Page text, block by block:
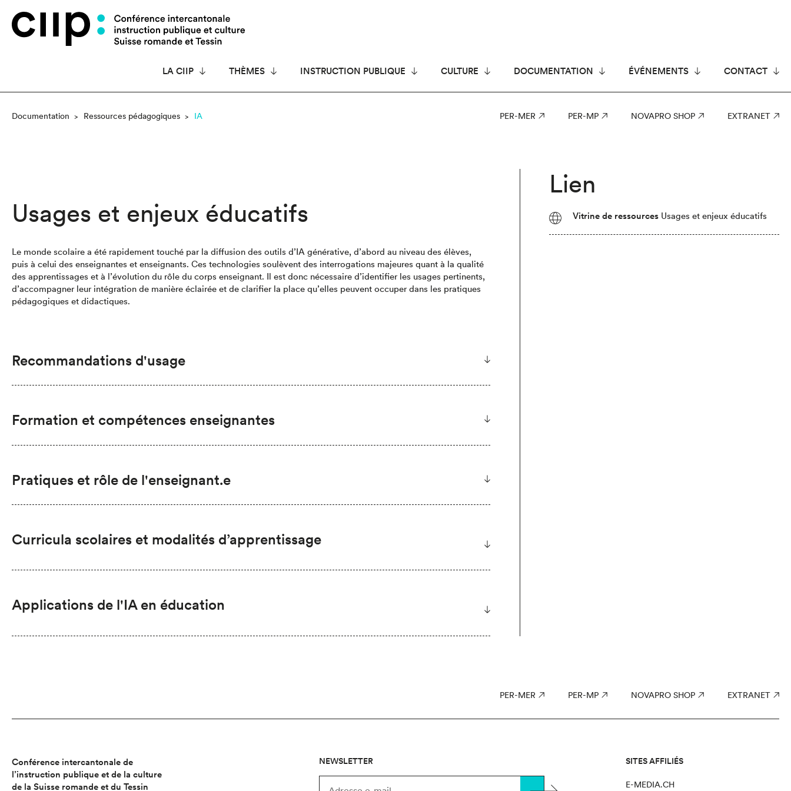
LA CIIP THÈMES INSTRUCTION PUBLIQUE CULTURE DOCUMENTATION ÉVÉNEMENTS CONTACT
PER-MER PER-MP NOVAPRO SHOP EXTRANET
Documentation Ressources pédagogiques IA
Usages et enjeux éducatifs
Le monde scolaire a été rapidement touché par la diffusion des outils d’IA générative, d’abord au niveau des élèves,
puis à celui des enseignantes et enseignants. Ces technologies soulèvent des interrogations majeures quant à la qualité
des apprentissages et à l’évolution du rôle du corps enseignant. Il est donc nécessaire d’identifier les usages pertinents,
d’accompagner leur intégration de manière éclairée et de clarifier la place qu’elles peuvent occuper dans les pratiques
pédagogiques et didactiques.
Recommandations d'usage
Formation et compétences enseignantes
Pratiques et rôle de l'enseignant.e
Curricula scolaires et modalités d’apprentissage
Applications de l'IA en éducation
Lien
Vitrine de ressources Usages et enjeux éducatifs
PER-MER PER-MP NOVAPRO SHOP EXTRANET
Conférence intercantonale de
l’instruction publique et de la culture
de la Suisse romande et du Tessin
NEWSLETTER SITES AFFILIÉS
E-MEDIA.CH